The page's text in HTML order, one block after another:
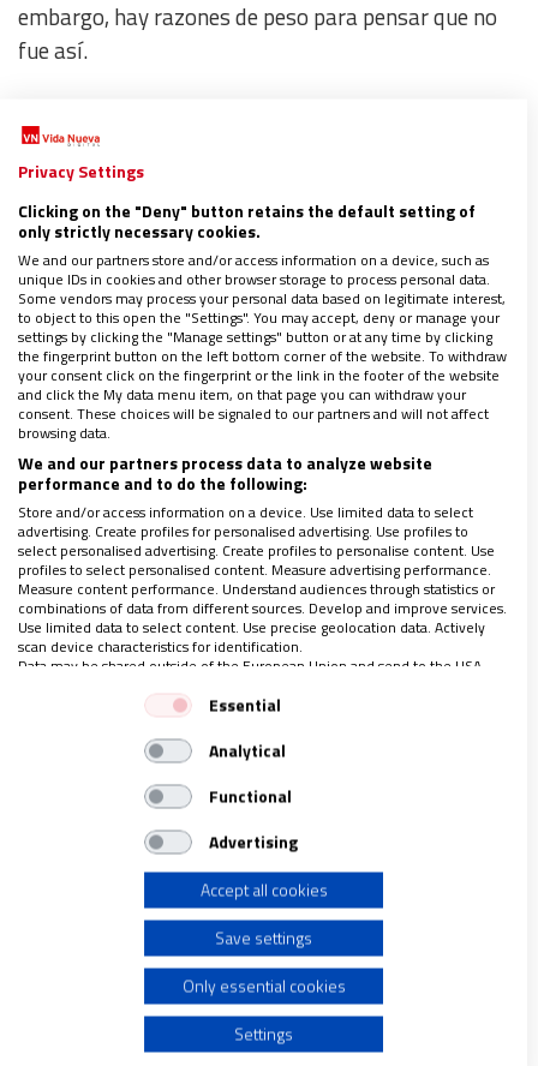
embargo, hay razones de peso para pensar que no
fue así.
Cantidad de autores y activistas a lo largo de la
historia –sin necesidad de referirnos a teologías
que han generado fuertes controversias–, han visto
en la vida y obra del Nazareno fuertes dosis de
carácter político y social.La misma ha sido
inspiración de una interminable lista de la que
rescato algunos nombres comoTomás Moro,
Simone Weil, Madeleine Delbrêl, Dorothy Day,
Tomás Malagón, Guillermo Rovirosa… Por otro lado,
la Doctrina Social de la Iglesia –ese “gran tesoro
desconocido”– no es sino un intento de aplicación
política, económica y social del mensaje evangélico.
El magisterio de Francisco es un buen ejemplo de
ello.
Cierto es que, esa guía (las enseñanzas de Jesús), ha
de ser actualizada para poderconfrontarla y
aplicarla a la realidad presente
ofrece un marco suficientemente amplio
como para poder intuir respuestas a los desafíos
del hoy concreto.
Privacy Settings
Clicking on the "Deny" button retains the default setting of
only strictly necessary cookies.
We and our partners store and/or access information on a device, such as
unique IDs in cookies and other browser storage to process personal data.
Some vendors may process your personal data based on legitimate interest,
to object to this open the "Settings". You may accept, deny or manage your
settings by clicking the "Manage settings" button or at any time by clicking
the fingerprint button on the left bottom corner of the website. To withdraw
your consent click on the fingerprint or the link in the footer of the website
and click the My data menu item, on that page you can withdraw your
consent. These choices will be signaled to our partners and will not affect
browsing data.
We and our partners process data to analyze website
performance and to do the following:
Store and/or access information on a device. Use limited data to select
advertising. Create profiles for personalised advertising. Use profiles to
select personalised advertising. Create profiles to personalise content. Use
profiles to select personalised content. Measure advertising performance.
Measure content performance. Understand audiences through statistics or
combinations of data from different sources. Develop and improve services.
Use limited data to select content. Use precise geolocation data. Actively
scan device characteristics for identification.
Data may be shared outside of the European Union and send to the USA.
Your consent and the cookie policy applies solely to this website/app.
View Partner List (1 IAB Vendors)
We use your data for the following purposes:
IAB processing purposes:
Use limited data to select advertising
Create profiles for personalised advertising
Use profiles to select personalised advertising
Essential
Analytical
Functional
Advertising
Accept all cookies
Save settings
Only essential cookies
Settings